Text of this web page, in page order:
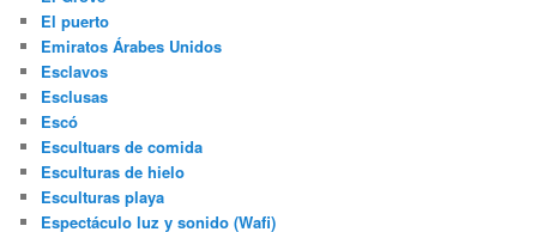
El puerto
Emiratos Árabes Unidos
Esclavos
Esclusas
Escó
Escultuars de comida
Esculturas de hielo
Esculturas playa
Espectáculo luz y sonido (Wafi)